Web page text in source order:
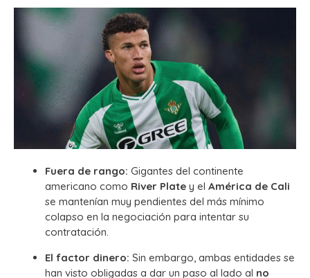
Fuera de rango: Gigantes del continente
americano como River Plate y el América de Cali
se mantenían muy pendientes del más mínimo
colapso en la negociación para intentar su
contratación.
El factor dinero: Sin embargo, ambas entidades se
han visto obligadas a dar un paso al lado al no